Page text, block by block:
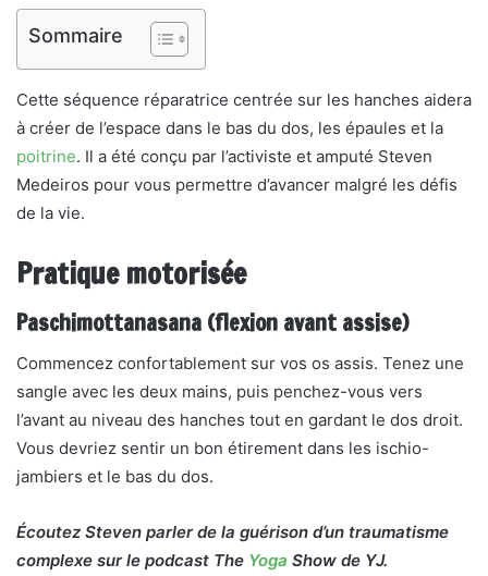
Sommaire
Cette séquence réparatrice centrée sur les hanches aidera
à créer de l’espace dans le bas du dos, les épaules et la
poitrine. Il a été conçu par l’activiste et amputé Steven
Medeiros pour vous permettre d’avancer malgré les défis
de la vie.
Pratique motorisée
Paschimottanasana (flexion avant assise)
Commencez confortablement sur vos os assis. Tenez une
sangle avec les deux mains, puis penchez-vous vers
l’avant au niveau des hanches tout en gardant le dos droit.
Vous devriez sentir un bon étirement dans les ischio-
jambiers et le bas du dos.
Écoutez Steven parler de la guérison d’un traumatisme
complexe sur le podcast The Yoga Show de YJ.